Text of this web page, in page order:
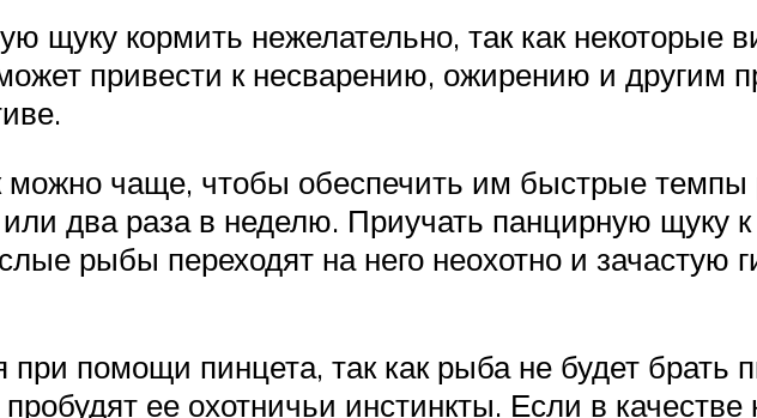
щуку кормить нежелательно, так как некоторые
привести к несварению, ожирению и другим
чаще, чтобы обеспечить им быстрые темпы
два раза в неделю. Приучать панцирную щуку
рыбы переходят на него неохотно и зачастую
помощи пинцета, так как рыба не будет брать
ее охотничьи инстинкты. Если в